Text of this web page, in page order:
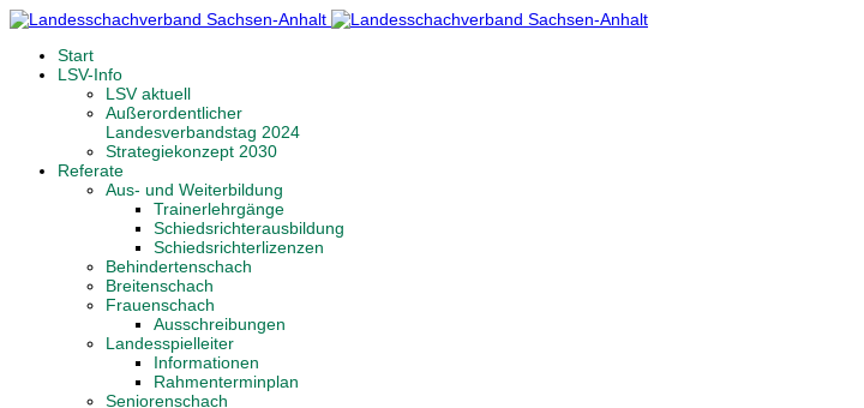
Start
LSV-Info
LSV aktuell
Außerordentlicher
Landesverbandstag 2024
Strategiekonzept 2030
Referate
Aus- und Weiterbildung
Trainerlehrgänge
Schiedsrichterausbildung
Schiedsrichterlizenzen
Behindertenschach
Breitenschach
Frauenschach
Ausschreibungen
Landesspielleiter
Informationen
Rahmenterminplan
Seniorenschach